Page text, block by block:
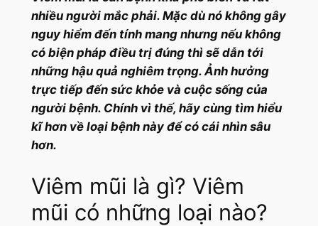
nhiều người mắc phải. Mặc dù nó không gây
nguy hiểm đến tính mang nhưng nếu không
có biện pháp điều trị đúng thì sẽ dẫn tới
những hậu quả nghiêm trọng. Ảnh hưởng
trực tiếp đến sức khỏe và cuộc sống của
người bệnh. Chính vì thế, hãy cùng tìm hiểu
kĩ hơn về loại bệnh này để có cái nhìn sâu
hơn.
Viêm mũi là gì? Viêm
mũi có những loại nào?